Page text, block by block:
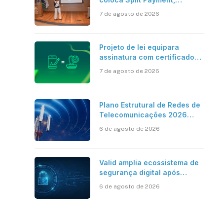
centro dos debates
7 de agosto de 2026
Projeto de lei equipara
assinatura com certificado
reconhecimento de firma em
7 de agosto de 2026
Plano Estrutural de Redes de
Telecomunicações 2026
móvel, mas mantém desafio
6 de agosto de 2026
Valid amplia ecossistema de
segurança digital após
6 de agosto de 2026